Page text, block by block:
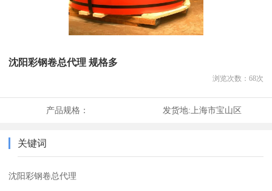
沈阳彩钢卷总代理 规格多
浏览次数： 68次
产品规格： 发货地: 上海市宝山区
关键词
沈阳彩钢卷总代理